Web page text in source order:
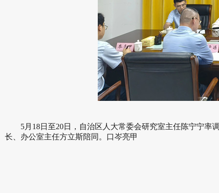
5月18日至20日，自治区人大常委会研究室主任陈宁宁
长、办公室主任方立斯陪同。 口岑亮甲